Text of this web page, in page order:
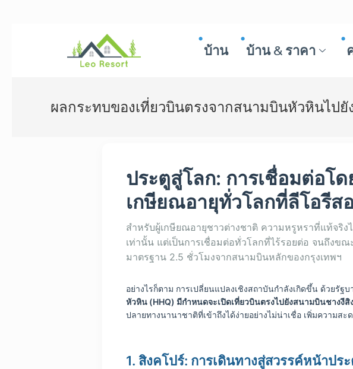
บ้าน บ้าน & ราคา
ผลกระทบของเที่ยวบินตรงจากสนามบินหัวหินไปยั
ประตูสู่โลก: การเชื่อมต่อโ
เกษียณอายุทั่วโลกที่ลีโอรีส
สำหรับผู้เกษียณอายุชาวต่างชาติ ความหรูหราที่แท้จริง
เท่านั้น แต่เป็นการเชื่อมต่อทั่วโลกที่ไร้รอยต่อ จนถึงข
มาตรฐาน 2.5 ชั่วโมงจากสนามบินหลักของกรุงเทพฯ
อย่างไรก็ตาม การเปลี่ยนแปลงเชิงสถาบันกำลังเกิดขึ้น ด้วยรัฐ
หัวหิน (HHQ) มีกำหนดจะเปิดเที่ยวบินตรงไปยังสนามบินชางงี
ปลายทางนานาชาติที่เข้าถึงได้ง่ายอย่างไม่น่าเชื่อ เพิ่มความส
1. สิงคโปร์: การเดินทางสู่สวรรค์หน้าป